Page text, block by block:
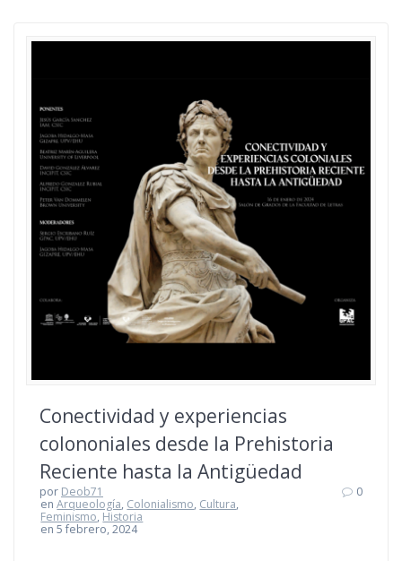
Conectividad y experiencias
colononiales desde la Prehistoria
Reciente hasta la Antigüedad
por Deob71
enArqueología, Colonialismo, Cultura,
Feminismo, Historia
en 5 febrero, 2024
0